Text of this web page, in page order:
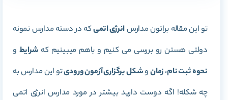
تو این مقاله براتون مدارسانرژی اتمیکه در دسته مدارس نمونه
دولتی هستن رو بررسی می کنیم و باهم میبینیم که شرایط و
نحوه ثبت نام،زمانوشکل برگزاری آزمون ورودیتو این مدارس به
چه شکله! اگه دوست دارید بیشتر در مورد مدارس انرژی اتمی